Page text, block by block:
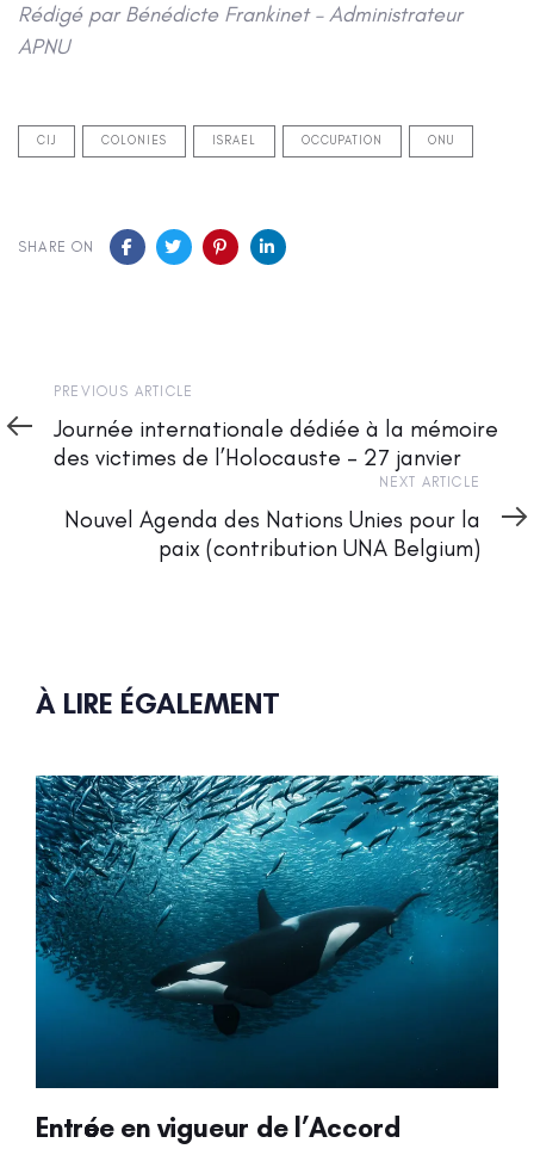
Rédigé par Bénédicte Frankinet – Administrateur
APNU
CIJ COLONIES ISRAEL OCCUPATION ONU
SHARE ON
Previous
Article
PREVIOUS ARTICLE
Journée internationale dédiée à la mémoire
des victimes de l’Holocauste – 27 janvier
Article
NEXT ARTICLE
Nouvel Agenda des Nations Unies pour la
paix (contribution UNA Belgium)
À LIRE ÉGALEMENT
Entrée en vigueur de l’Accord